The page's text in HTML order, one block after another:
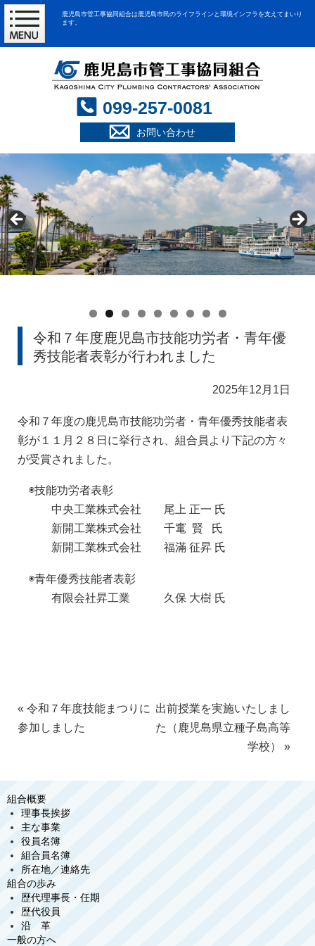
鹿児島市管工事協同組合は鹿児島市民のライフラインと環境インフラを支えてまいり
ます。
099-257-0081
お問い合わせ
令和７年度鹿児島市技能功労者・青年優
秀技能者表彰が行われました
2025年12月1日
令和７年度の鹿児島市技能功労者・青年優秀技能者表
彰が１１月２８日に挙行され、組合員より下記の方々
が受賞されました。
◉技能功労者表彰
中央工業株式会社 尾上 正一 氏
新開工業株式会社 千竃 賢 氏
新開工業株式会社 福滿 征昇 氏
◉青年優秀技能者表彰
有限会社昇工業 久保 大樹 氏
« 令和７年度技能まつりに
参加しました
出前授業を実施いたしまし
た（鹿児島県立種子島高等
学校） »
組合概要
理事長挨拶
主な事業
役員名簿
組合員名簿
所在地／連絡先
組合の歩み
歴代理事長・任期
歴代役員
沿 革
一般の方へ